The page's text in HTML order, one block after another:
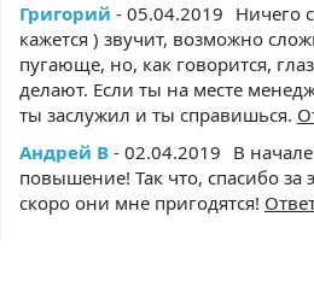
Григорий - 05.04.2019 Ничего
кажется ) звучит, возможно
пугающе, но, как говорится,
делают. Если ты на месте
ты заслужил и ты справишься.
Андрей В - 02.04.2019 В
повышение! Так что, спасибо за
скоро они мне пригодятся!